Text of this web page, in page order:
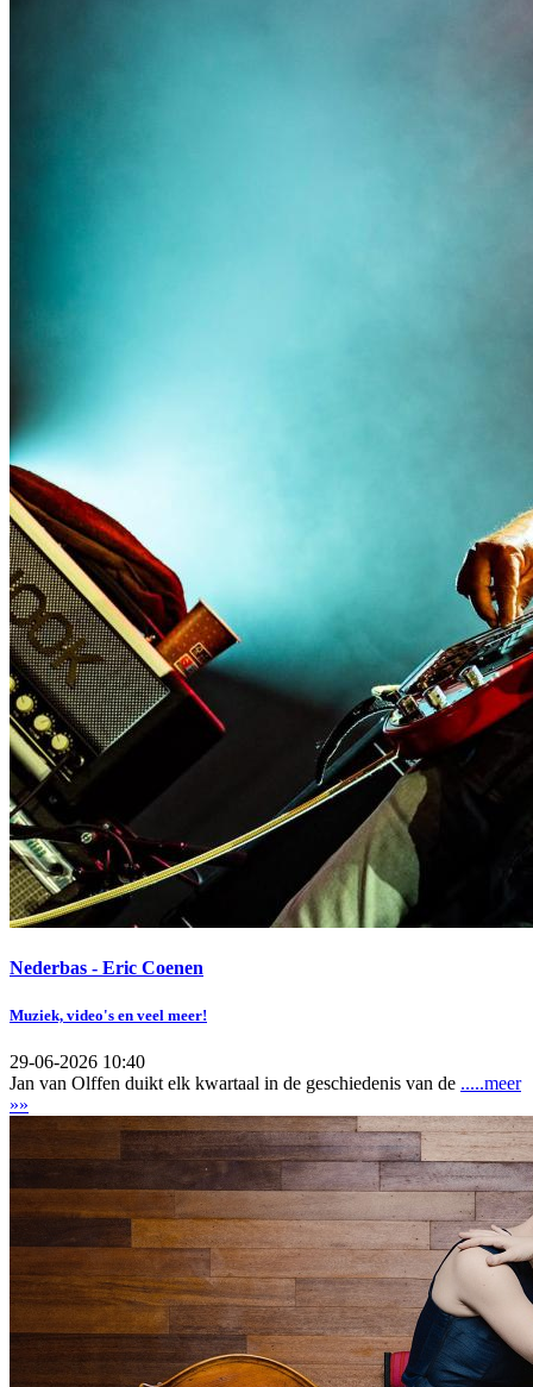
Nederbas - Eric Coenen
Muziek, video's en veel meer!
29-06-2026 10:40
Jan van Olffen duikt elk kwartaal in de geschiedenis van de .....meer
»»